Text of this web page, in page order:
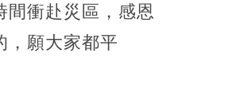
間衝赴災區，感恩
，願大家都平